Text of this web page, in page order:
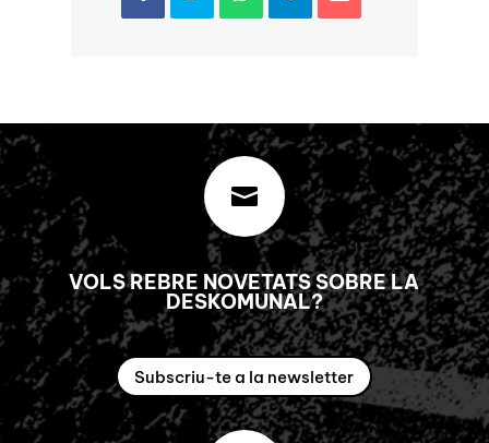

VOLS REBRE NOVETATS SOBRE LA
DESKOMUNAL?
Subscriu-te a la newsletter